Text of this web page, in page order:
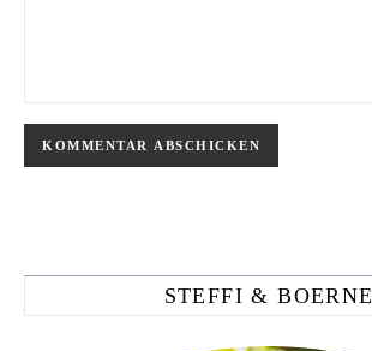
STEFFI & BOERNE